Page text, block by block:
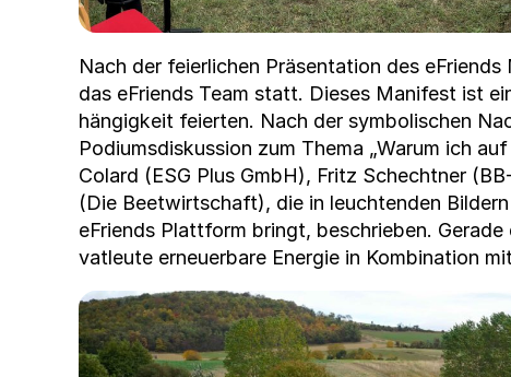
Nach der feier­lichen Präsen­ta­tion des
das eFriends Team statt. Dieses Man­i­fest ist
hängigkeit feierten. Nach der sym­bol­is­chen
Podi­ums­diskus­sion zum The­ma „Warum ich
Colard (ESG Plus GmbH), Fritz Schecht­ner
(Die Beetwirtschaft), die in leuch­t­en­den
eFriends Plat­tform bringt, beschrieben.
vatleute erneuer­bare Energie in Kom­bi­na­tion